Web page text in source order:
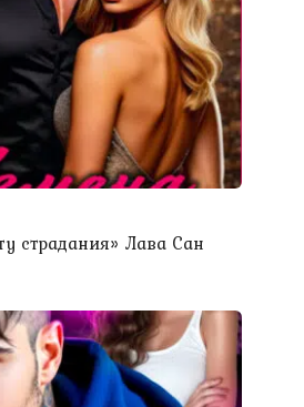
страдания» Лава Сан